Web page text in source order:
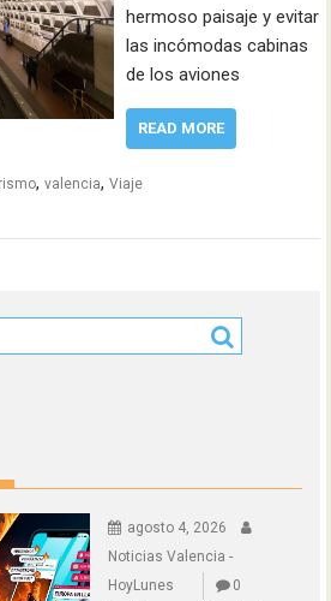
hermoso paisaje y evitar
las incómodas cabinas
de los aviones
READ MORE
,valencia,Viaje
agosto 4, 2026
Noticias Valencia -
HoyLunes
0